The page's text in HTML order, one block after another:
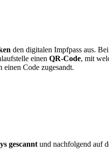
den digitalen Impfpass aus.
einen QR-Code, mit
Code zugesandt.
gescannt und nachfolgend auf